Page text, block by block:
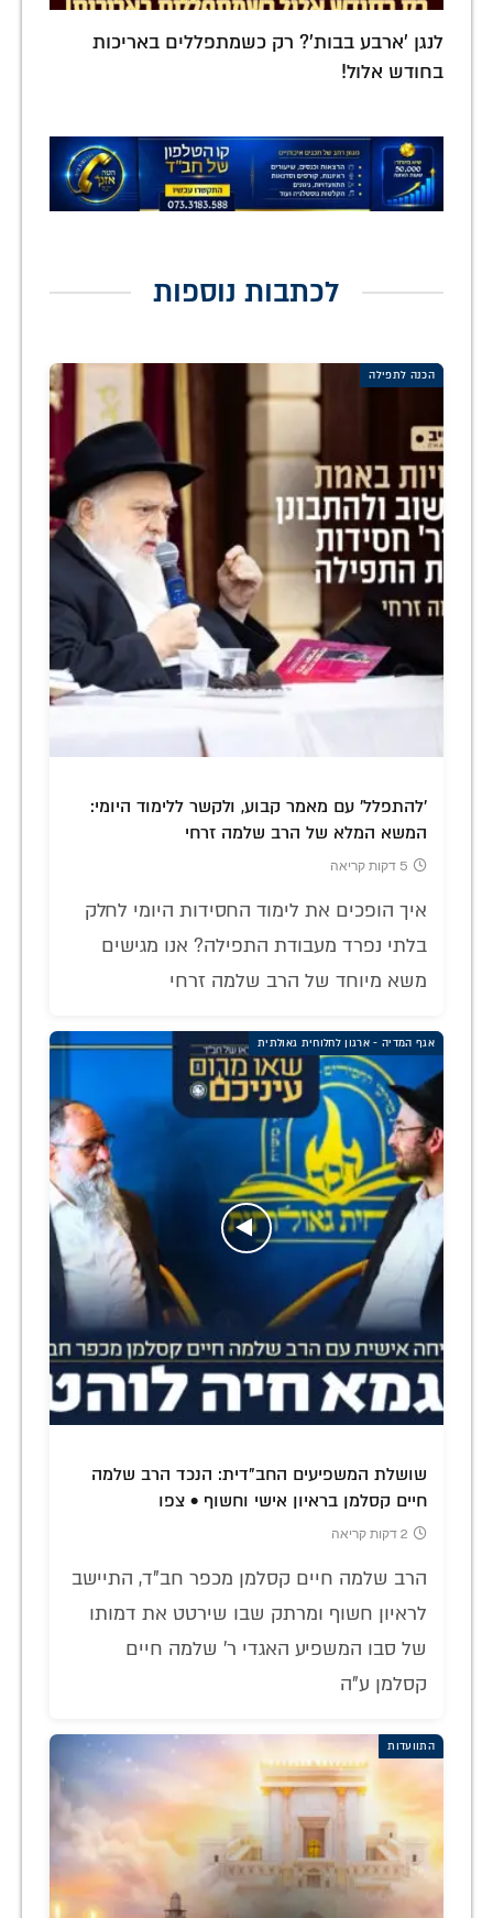
לנגן 'ארבע בבות'? רק כשמתפללים באריכות
בחודש אלול!
לכתבות נוספות
הכנה לתפילה
'להתפלל' עם מאמר קבוע, ולקשר ללימוד היומי:
המשא המלא של הרב שלמה זרחי
5 דקות קריאה
איך הופכים את לימוד החסידות היומי לחלק
בלתי נפרד מעבודת התפילה? אנו מגישים
משא מיוחד של הרב שלמה זרחי
אגף המדיה - ארגון לחלוחית גאולתית
שושלת המשפיעים החב"דית: הנכד הרב שלמה
חיים קסלמן בראיון אישי וחשוף • צפו
2 דקות קריאה
הרב שלמה חיים קסלמן מכפר חב"ד, התיישב
לראיון חשוף ומרתק שבו שירטט את דמותו
של סבו המשפיע האגדי ר' שלמה חיים
קסלמן ע"ה
התוועדות